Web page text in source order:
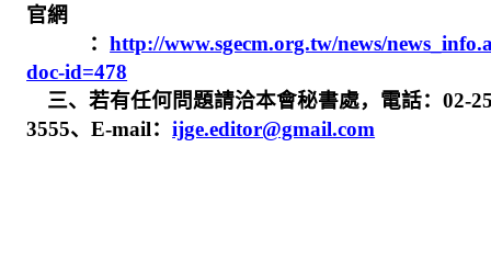
官網
：http://www.sgecm.org.tw/news/
doc-id=478
三、若有任何問題請洽本會秘書處，電話：02-
3555、E-mail：ijge.editor@gmail.com